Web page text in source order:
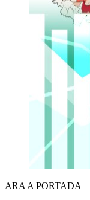
ARA A PORTADA